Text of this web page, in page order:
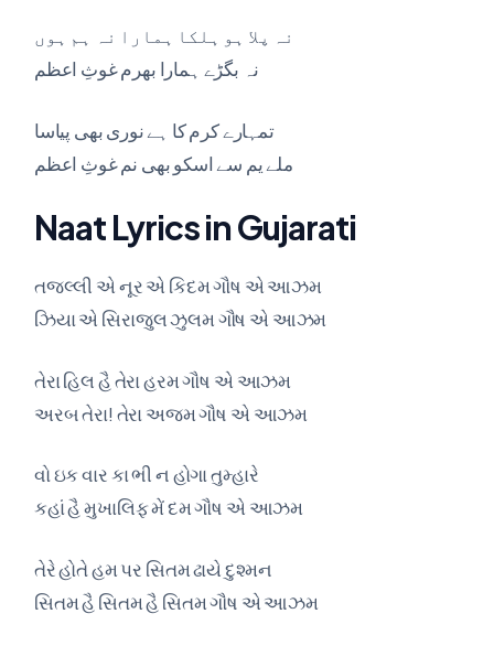
نہ پلا ہو ہلکا ہمارا نہ ہم ہوں
نہ بگڑے ہمارا بھرم غوثِ اعظم
تمہارے کرم کا ہے نوری بھی پیاسا
ملے یم سے اسکو بھی نم غوثِ اعظم
Naat Lyrics in Gujarati
તજલ્લી એ નૂર એ કિદમ ગૌષ એ આઝમ
ઝિયા એ સિરાજુલ ઝુલમ ગૌષ એ આઝમ
તેરા હિલ હૈ તેરા હરમ ગૌષ એ આઝમ
અરબ તેરા! તેરા અજમ ગૌષ એ આઝમ
વો ઇક વાર કા ભી ન હોગા તુમ્હારે
કહાં હૈ મુખાલિફ મેં દમ ગૌષ એ આઝમ
તેરે હોતે હમ પર સિતમ ઢાયે દુશ્મન
સિતમ હૈ સિતમ હૈ સિતમ ગૌષ એ આઝમ